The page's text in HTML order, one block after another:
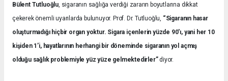
Bülent Tutluoğlu, sigaranın sağlığa verdiği zararın boyutlarına dikkat
çekerek önemli uyarılarda bulunuyor. Prof. Dr. Tutluoğlu, “Sigaranın hasar
oluşturmadığı hiçbir organ yoktur. Sigara içenlerin yüzde 90'ı, yani her 10
kişiden 1’i, hayatlarının herhangi bir döneminde sigaranın yol açmış
olduğu sağlık problemiyle yüz yüze gelmektedirler”diyor.